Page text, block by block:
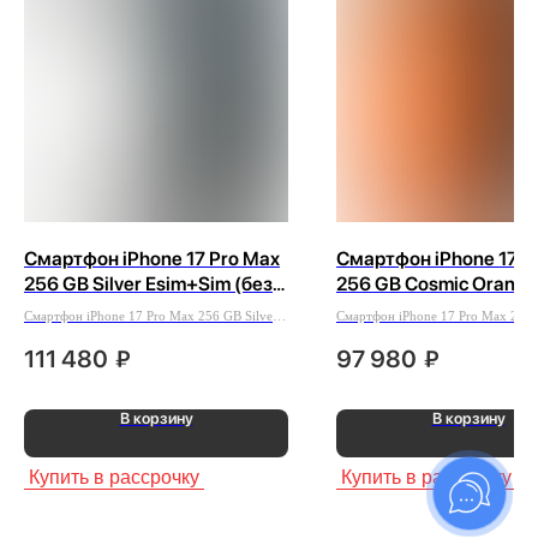
Смартфон iPhone 17 Pro Max
256 GB Silver Esim+Sim (без
Rustore)
Смартфон iPhone 17 Pro Max 256 GB Silver
111 480 ₽
В корзину
Купить в рассрочку
Смартфон iPhone 17
256 GB Cosmic
(без Rustore)
Смартфон iPhone 17 Pro Max 256
97 980 ₽
В корзину
Купить в рассрочку